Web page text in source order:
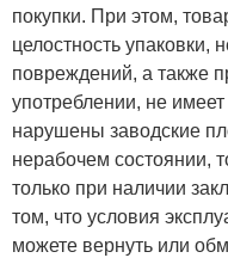
покупки. При этом,
целостность упаковки,
повреждений, а также
употреблении, не
нарушены заводские
нерабочем состоянии,
только при наличии
том, что условия
можете вернуть или